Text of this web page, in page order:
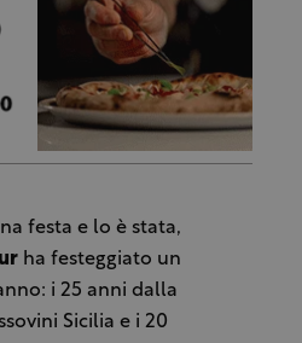
festa e lo è stata,
ha festeggiato un
i 25 anni dalla
Sicilia e i 20